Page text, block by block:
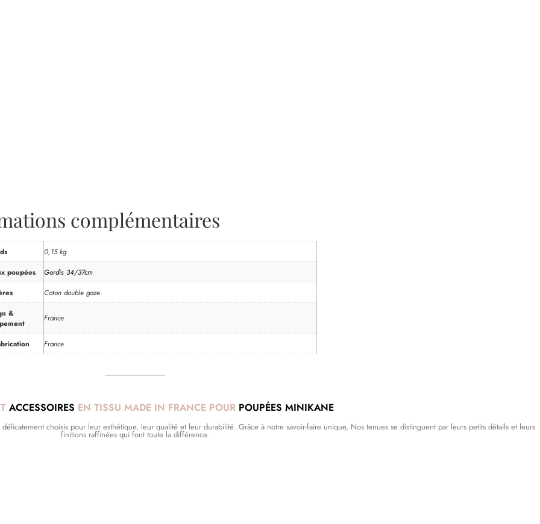
complémentaires
0,15 kg
poupées
Gordis 34/37cm
Coton double gaze
&
France
France
ACCESSOIRES EN TISSU MADE IN FRANCE POUR POUPÉES MINIKANE
choisis pour leur esthétique, leur qualité et leur durabilité. Grâce à notre savoir-faire unique, Nos tenues se distinguent par leurs petits détails et leurs
finitions raffinées qui font toute la différence.